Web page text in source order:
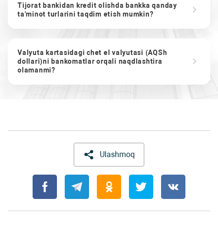
Tijorat bankidan kredit olishda bankka qanday
ta'minot turlarini taqdim etish mumkin?
Valyuta kartasidagi chet el valyutasi (AQSh
dollari)ni bankomatlar orqali naqdlashtira
olamanmi?
Ulashmoq